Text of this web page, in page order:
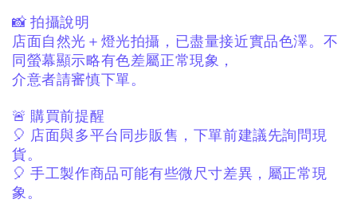
📸 拍攝說明
店面自然光＋燈光拍攝， 已盡量接近實品色澤。 不
同螢幕顯示略有色差屬正常現象，
介意者請審慎下單。
🚨 購買前提醒
🎈 店面與多平台同步販售， 下單前建議先詢問現
貨。
🎈 手工製作商品可能有些微尺寸差異， 屬正常現
象。